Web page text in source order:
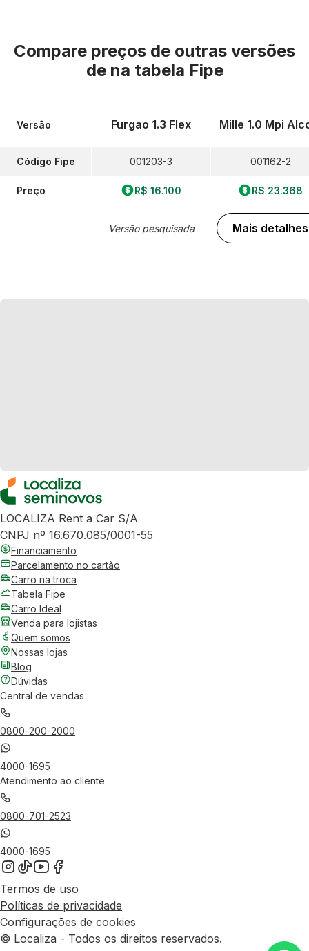
Compare preços de outras versões
de na tabela Fipe
Versão
Código Fipe
Preço
Furgao 1.3 Flex
001203-3
R$ 16.100
Versão pesquisada
Mille 1.0 Mpi
001162-2
R$ 23.368
Mais detalhes
LOCALIZA Rent a Car S/A
CNPJ nº 16.670.085/0001-55
Financiamento
Parcelamento no cartão
Carro na troca
Tabela Fipe
Carro Ideal
Venda para lojistas
Quem somos
Nossas lojas
Blog
Dúvidas
Central de vendas
0800-200-2000
4000-1695
Atendimento ao cliente
0800-701-2523
4000-1695
Termos de uso
Políticas de privacidade
Configurações de cookies
© Localiza - Todos os direitos reservados.